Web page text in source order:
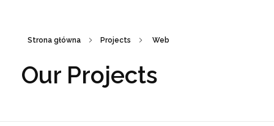
Strona główna Projects Web
Our Projects